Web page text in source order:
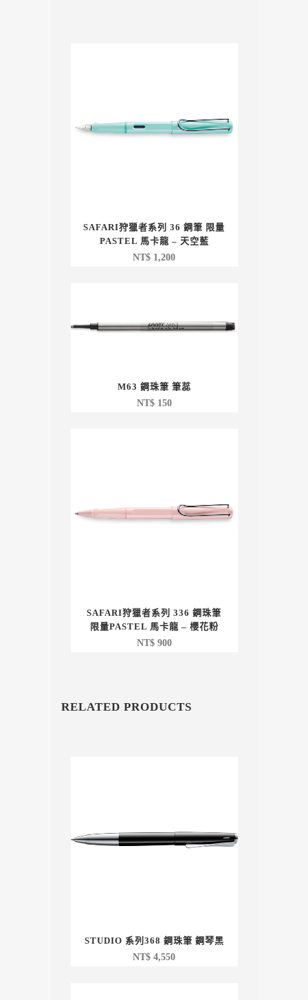
SAFARI狩獵者系列 36 鋼筆 限量
PASTEL 馬卡龍 – 天空藍
NT$ 1,200
M63 鋼珠筆 筆蕊
NT$150
SAFARI狩獵者系列 336 鋼珠筆
限量PASTEL 馬卡龍 – 櫻花粉
NT$900
RELATED PRODUCTS
STUDIO 系列368 鋼珠筆 鋼琴黑
NT$ 4,550